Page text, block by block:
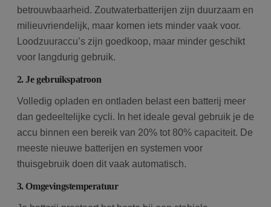
betrouwbaarheid. Zoutwaterbatterijen zijn duurzaam en
milieuvriendelijk, maar komen iets minder vaak voor.
Loodzuuraccu’s zijn goedkoop, maar minder geschikt
voor langdurig gebruik.
2. Je gebruikspatroon
Volledig opladen en ontladen belast een batterij meer
dan gedeeltelijke cycli. In het ideale geval gebruik je de
accu binnen een bereik van 20% tot 80% capaciteit. De
meeste nieuwe batterijen en systemen voor
thuisgebruik doen dit vaak automatisch.
3. Omgevingstemperatuur